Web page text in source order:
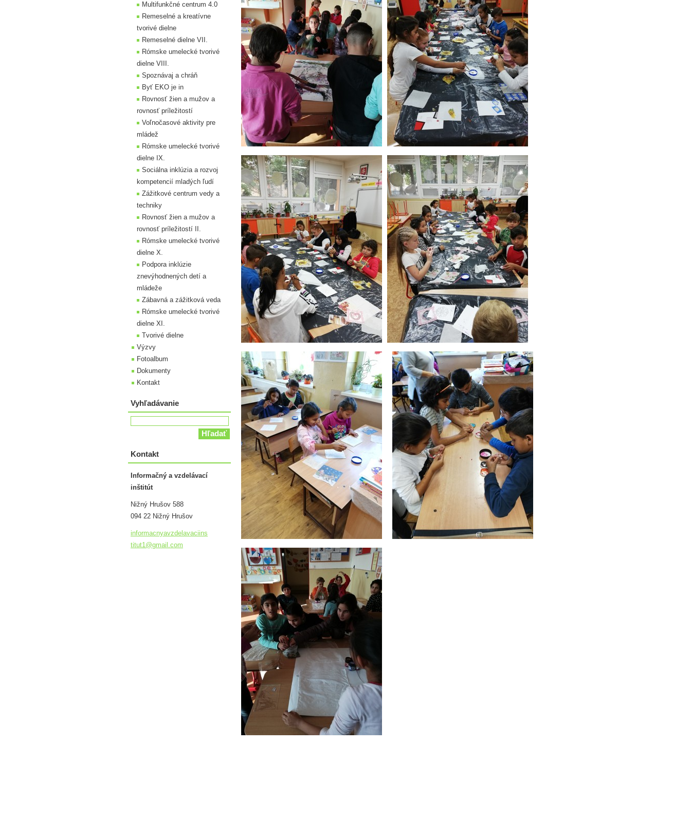
Multifunkčné centrum 4.0
Remeselné a kreatívne
tvorivé dielne
Remeselné dielne VII.
Rómske umelecké tvorivé
dielne VIII.
Spoznávaj a chráň
Byť EKO je in
Rovnosť žien a mužov a
rovnosť príležitostí
Voľnočasové aktivity pre
mládež
Rómske umelecké tvorivé
dielne IX.
Sociálna inklúzia a rozvoj
kompetencií mladých ľudí
Zážitkové centrum vedy a
techniky
Rovnosť žien a mužov a
rovnosť príležitostí II.
Rómske umelecké tvorivé
dielne X.
Podpora inklúzie
znevýhodnených detí a
mládeže
Zábavná a zážitková veda
Rómske umelecké tvorivé
dielne XI.
Tvorivé dielne
Výzvy
Fotoalbum
Dokumenty
Kontakt
Vyhľadávanie
Kontakt
Informačný a vzdelávací
inštitút
Nižný Hrušov 588
094 22 Nižný Hrušov
informacnyavzdel avaciins
titut1@gmail.com